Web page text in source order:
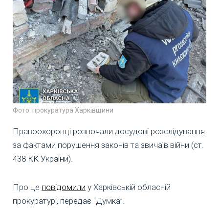
Фото: прокуратура Харківщини
Правоохоронці розпочали досудові розслідування
за фактами порушення законів та звичаїв війни (ст.
438 КК України).
Про це повідомили у Харківській обласній
прокуратурі, передає "Думка”.